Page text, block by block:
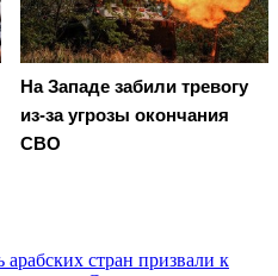
На Западе забили тревогу
из-за угрозы окончания
СВО
стран призвали к